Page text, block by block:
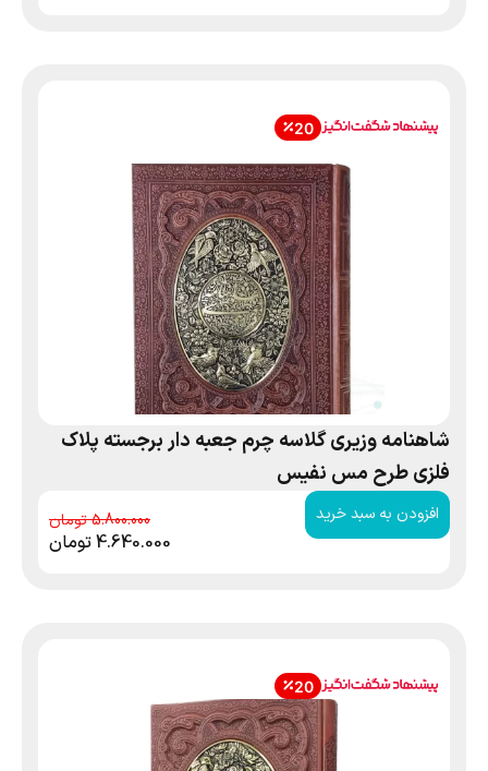
20
شاهنامه وزیری گلاسه چرم جعبه دار برجسته پلاک
فلزی طرح مس نفیس
افزودن به سبد خرید 5.800.000
4.640.000تومان
20